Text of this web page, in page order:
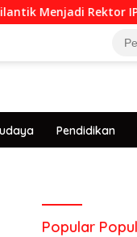
Rektor IPDN
Pendidikan
Popular